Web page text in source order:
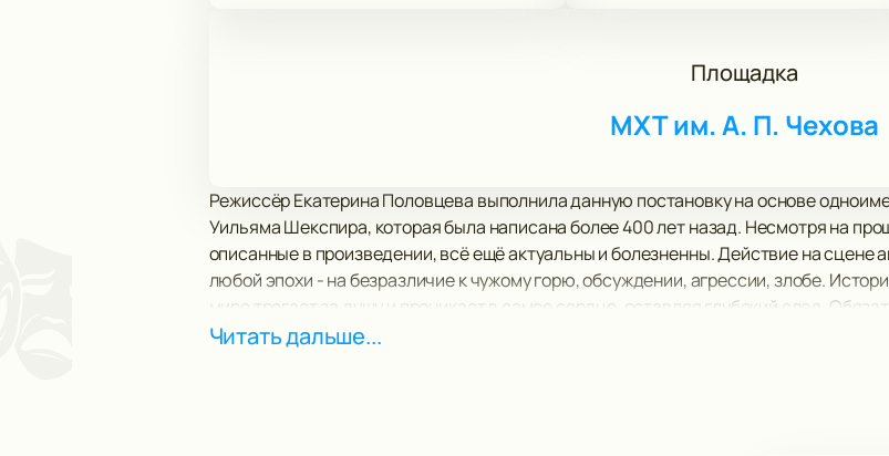
Площадка
МХТ им. А. П. Чехова
Режиссёр Екатерина Половцева выполнила данную постановку на основе
Уильяма Шекспира, которая была написана более 400 лет назад. Несмотря на
описанные в произведении, всё ещё актуальны и болезненны. Действие на сцене
любой эпохи - на безразличие к чужому горю, обсуждении, агрессии, злобе.
мире трогает за душу и проникает в самое сердце, оставляя глубокий след.
любви - о её поисках и попытках определить, что же это такое: страсть, болезнь,
Читать дальше...